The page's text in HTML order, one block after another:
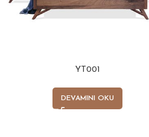
YT001
DEVAMINI OKU